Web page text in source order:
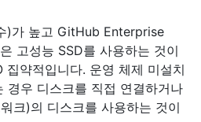
)가 높고 GitHub Enterprise
고성능 SSD를 사용하는 것이
집약적입니다. 운영 체제 미설치
경우 디스크를 직접 연결하거나
크)의 디스크를 사용하는 것이